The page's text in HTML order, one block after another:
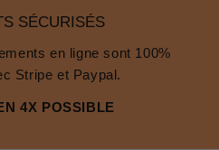
SÉCURISÉS
en ligne sont 100%
Stripe et Paypal.
4X POSSIBLE